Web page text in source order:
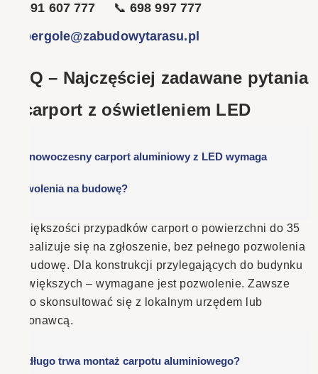
691 607 777 📞698 997 777
pergole@zabudowytarasu.pl
FAQ – Najczęściej zadawane pytania
o carport z oświetleniem LED
Czy nowoczesny carport aluminiowy z LED wymaga
pozwolenia na budowę?
W większości przypadków carport o powierzchni do 35
m² realizuje się na zgłoszenie, bez pełnego pozwolenia
na budowę. Dla konstrukcji przylegających do budynku
lub większych – wymagane jest pozwolenie. Zawsze
warto skonsultować się z lokalnym urzędem lub
wykonawcą.
Jak długo trwa montaż carpotu aluminiowego?